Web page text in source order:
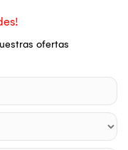
ofertas